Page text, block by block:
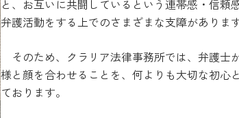
と、お互いに共闘しているという連帯感・信頼
弁護活動をする上でのさまざまな支障があります
そのため、クラリア法律事務所では、弁護士
様と顔を合わせることを、何よりも大切な初心
ております。